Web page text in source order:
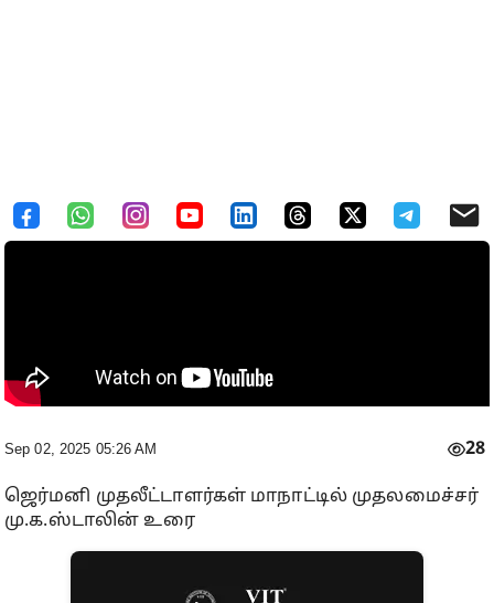
Sep 02, 2025 05:26 AM 28
ஜெர்மனி முதலீட்டாளர்கள் மாநாட்டில் முதலமைச்சர்
மு.க.ஸ்டாலின் உரை